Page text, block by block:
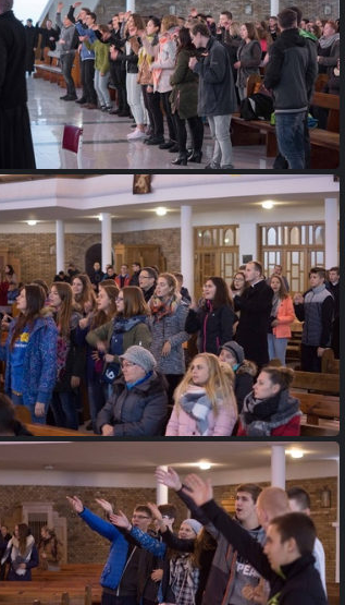
DSC06246a
DSC06260a